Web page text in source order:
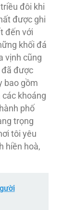
đôi khi
được ghi
đến với
khối đá
vịnh cũng
đã được
bao gồm
các khoáng
phố
trọng
tôi yêu
hiền hoà,